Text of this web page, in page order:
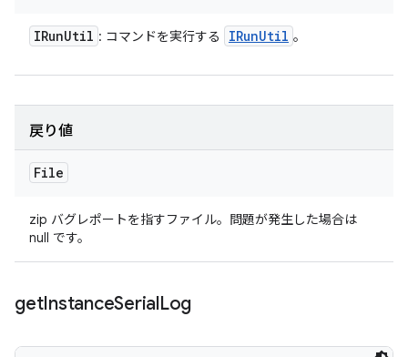
IRunUtil : コマンドを実行する IRunUtil 。
戻り値
File
zip バグレポートを指すファイル。問題が発生した場合は
null です。
getInstanceSerialLog